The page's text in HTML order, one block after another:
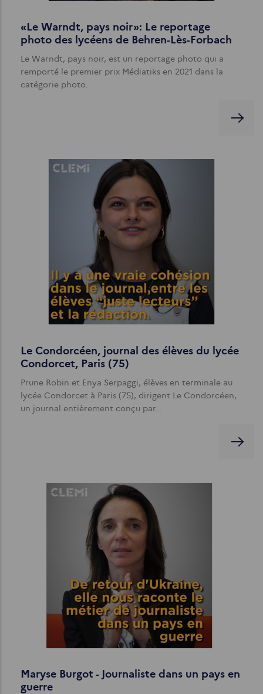
«Le Warndt, pays noir»: Le reportage
photo des lycéens de Behren-Lès-Forbach
Le Warndt, pays noir, est un reportage photo qui a
remporté le premier prix Médiatiks en 2021 dans la
catégorie photo.
Le Condorcéen, journal des élèves du lycée
Condorcet, Paris (75)
Prune Robin et Enya Serpaggi, élèves en terminale au
lycée Condorcet à Paris (75), dirigent Le Condorcéen,
un journal entièrement conçu par…
Maryse Burgot - Journaliste dans un pays en
guerre